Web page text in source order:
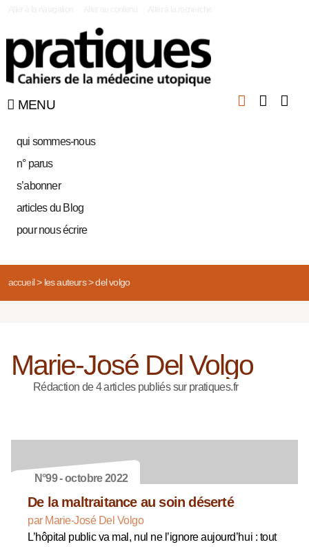
MENU
qui sommes-nous
n° parus
s’abonner
articles du Blog
pour nous écrire
accueil> les auteurs> del volgo
Marie-José Del Volgo
Rédaction de 4 articles publiés sur pratiques.fr
N°99 - octobre 2022
De la maltraitance au soin déserté
par Marie-José Del Volgo
L’hôpital public va mal, nul ne l’ignore aujourd’hui : tout